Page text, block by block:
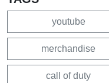
youtube
merchandise
call of duty